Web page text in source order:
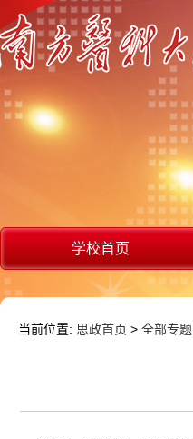
学校首页
当前位置: 思政首页 > 全部专题